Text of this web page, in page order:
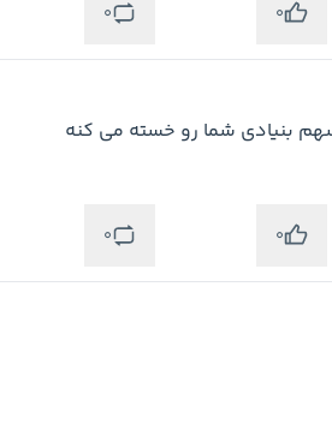
0
0
0
0